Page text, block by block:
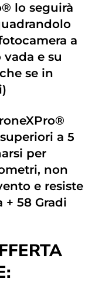
lo seguirà
a
e su
se in
a 5
per
non
e resiste
+ 58 Gradi